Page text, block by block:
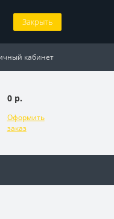
Закрыть
кабинет
0 р.
Оформить
заказ